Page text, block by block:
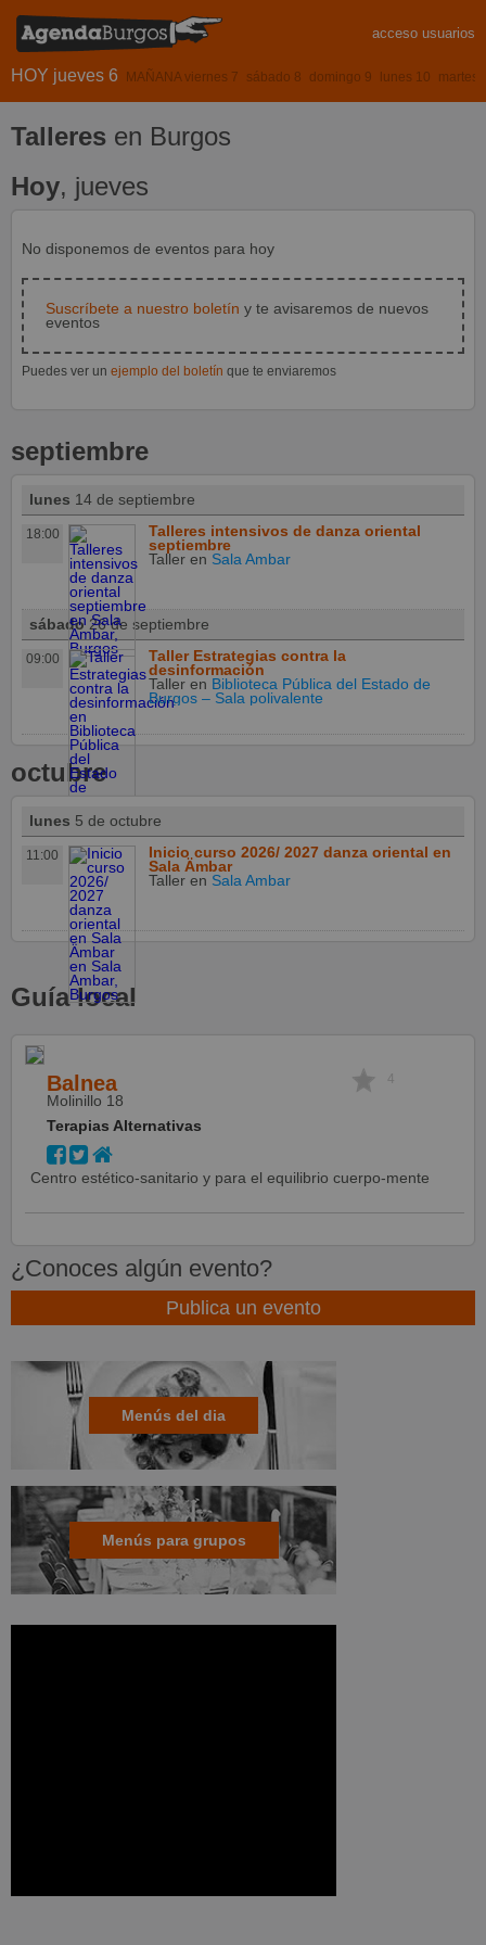
acceso usuarios
HOY jueves 6 MAÑANA viernes 7 sábado 8 domingo 9 lunes 10 martes
Talleres en Burgos
Hoy, jueves
No disponemos de eventos para hoy
Suscríbete a nuestro boletín y te avisaremos de nuevos
eventos
Puedes ver un ejemplo del boletín que te enviaremos
septiembre
lunes 14 de septiembre
18:00
Talleres intensivos de danza oriental
septiembre
Taller en Sala Ambar
sábado26 de septiembre
09:00
Taller Estrategias contra la
desinformación
Taller en Biblioteca Pública del Estado de
Burgos – Sala polivalente
octubre
lunes 5 de octubre
11:00
Inicio curso 2026/ 2027 danza oriental en
Sala Ämbar
Taller en Sala Ambar
Guía local
Balnea
Molinillo 18
Terapias Alternativas
4
Centro estético-sanitario y para el equilibrio cuerpo-mente
¿Conoces algún evento?
Publica un evento
Menús del dia
Menús para grupos